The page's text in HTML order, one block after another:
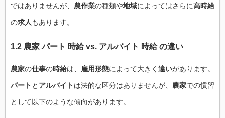
ではありませんが、 農作業の種類や地域によってはさらに高時給
の求人もあります。
1.2 農家 パート 時給 vs. アルバイト 時給 の違い
農家の仕事の時給は、 雇用形態によって大きく 違いがあります。
パート と アルバイトは法的な区分はありませんが、 農家での慣習
として以下のような傾向があります。